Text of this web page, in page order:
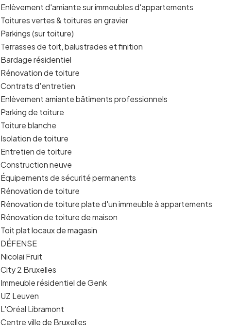
Enlèvement d'amiante sur immeubles d'appartements
Toitures vertes & toitures en gravier
Parkings (sur toiture)
Terrasses de toit, balustrades et finition
Bardage résidentiel
Rénovation de toiture
Contrats d'entretien
Enlèvement amiante bâtiments professionnels
Parking de toiture
Toiture blanche
Isolation de toiture
Entretien de toiture
Construction neuve
Équipements de sécurité permanents
Rénovation de toiture
Rénovation de toiture plate d'un immeuble à appartements
Rénovation de toiture de maison
Toit plat locaux de magasin
DÉFENSE
Nicolai Fruit
City 2 Bruxelles
Immeuble résidentiel de Genk
UZ Leuven
L'Oréal Libramont
Centre ville de Bruxelles